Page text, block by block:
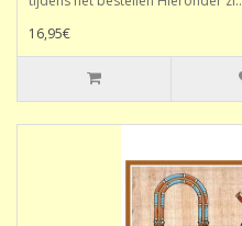
16,95€